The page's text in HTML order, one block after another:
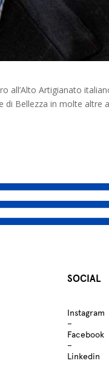
all’Alto Artigianato
di Bellezza in molte altre
SOCIAL
Instagram
–
Facebook
–
Linkedin